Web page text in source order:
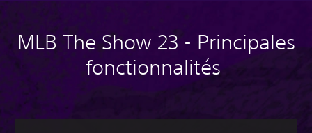
MLB The Show 23 - Principales
fonctionnalités